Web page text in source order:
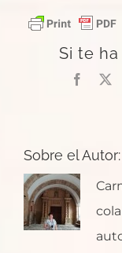
Si te
X
Sobre el Autor: